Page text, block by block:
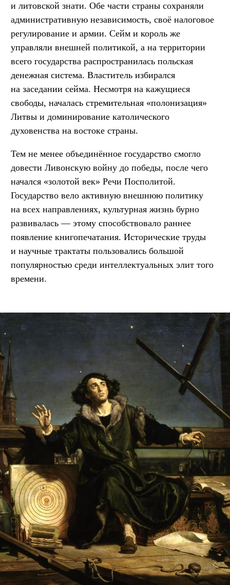
и литовской знати. Обе части страны сохраняли
административную независимость, своё налоговое
регулирование и армии. Сейм и король же
управляли внешней политикой, а на территории
всего государства распространилась польская
денежная система. Властитель избирался
на заседании сейма. Несмотря на кажущиеся
свободы, началась стремительная «полонизация»
Литвы и доминирование католического
духовенства на востоке страны.
Тем не менее объединённое государство смогло
довести Ливонскую войну до победы, после чего
начался «золотой век» Речи Посполитой.
Государство вело активную внешнюю политику
на всех направлениях, культурная жизнь бурно
развивалась — этому способствовало раннее
появление книгопечатания. Исторические труды
и научные трактаты пользовались большой
популярностью среди интеллектуальных элит того
времени.